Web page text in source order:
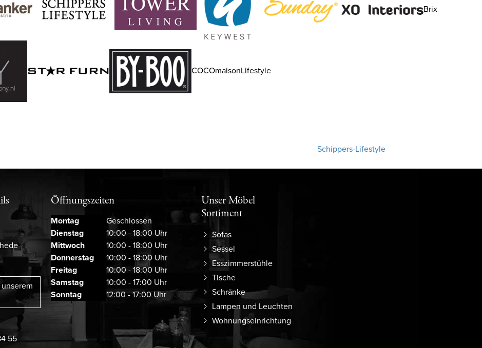
Brix
COCOmaisonLifestyle
55
Öffnungszeiten
Montag
Geschlossen
Dienstag
10:00 - 18:00 Uhr
Mittwoch
10:00 - 18:00 Uhr
Donnerstag
10:00 - 18:00 Uhr
Freitag
10:00 - 18:00 Uhr
Samstag
10:00 - 17:00 Uhr
Sonntag
12:00 - 17:00 Uhr
Unser Möbel
Sortiment
Sofas
Sessel
Esszimmerstühle
Tische
Schränke
Lampen und Leuchten
Wohnungseinrichtung
Schippers-Lifestyle